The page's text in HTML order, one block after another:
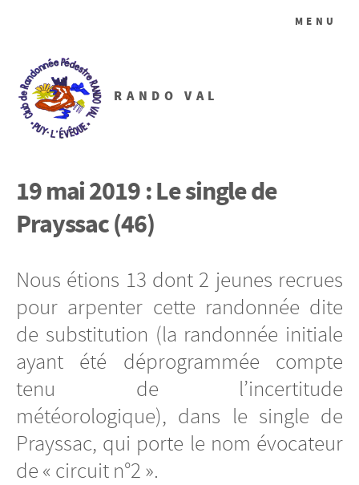
RANDO VAL
MENU
19 mai 2019 : Le single de
Prayssac (46)
Nous étions 13 dont 2 jeunes recrues
pour arpenter cette randonnée dite
de substitution (la randonnée initiale
ayant été déprogrammée compte
tenu de l’incertitude
météorologique), dans le single de
Prayssac, qui porte le nom évocateur
de « circuit n°2 ».